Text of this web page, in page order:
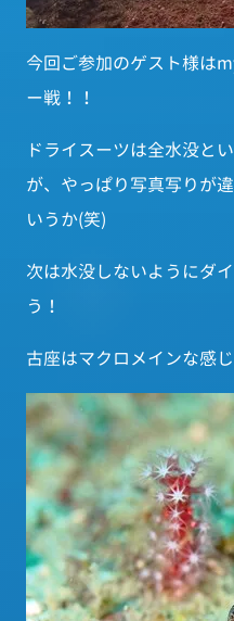
今回ご参加のゲスト様は
ー戦！！
ドライスーツは全水没と
が、やっぱり写真写りが
いうか(笑)
次は水没しないようにダ
う！
古座はマクロメインな感じ